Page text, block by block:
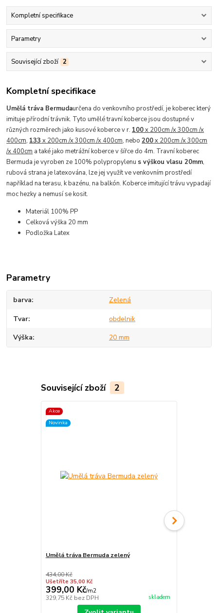
Kompletní specifikace
Parametry
Související zboží 2
Kompletní specifikace
Umělá tráva Bermudaurčena do venkovního prostředí, je kobereckterý
imituje přírodní trávnik. Tyto umělé travní koberce jsou dostupné v
různých rozměrech jako kusové koberce v r. 100x 200cm /x 300cm /x
400cm, 133 x 200cm /x 300cm /x 400cm, nebo200x 200cm /x 300cm
/x 400cm a také jako metrážní koberce v šířce do 4m. Travní koberec
Bermuda je vyroben ze 100% polypropylenu s výškou vlasu 20mm,
rubová strana je latexována, lze jej využít vevenkovním prostředí
například na terasu, k bazénu, na balkón. Koberce imitující trávu vypadají
moc hezky a nemusí se kosit.
Materiál 100% PP
Celková výška 20 mm
Podložka Latex
Parametry
barva Zelená
Tvar obdelnik
Výška 20 mm
Související zboží 2
Akce
Novinka
Umělá tráva Bermuda zelený
434,00 Kč
Ušetříte 35,00 Kč
399,00 Kč/m2
329,75 Kč bez DPH skladem